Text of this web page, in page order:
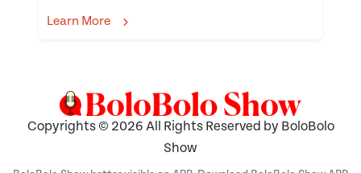
Learn More
Copyrights © 2026 All Rights Reserved by BoloBolo
Show